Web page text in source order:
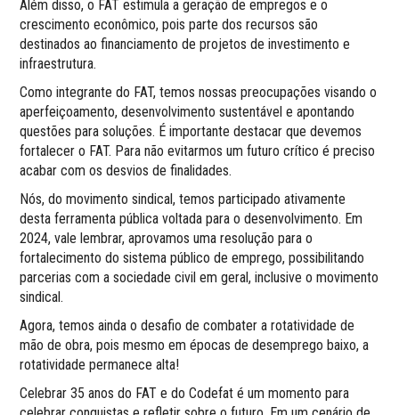
Além disso, o FAT estimula a geração de empregos e o
crescimento econômico, pois parte dos recursos são
destinados ao financiamento de projetos de investimento e
infraestrutura.
Como integrante do FAT, temos nossas preocupações visando o
aperfeiçoamento, desenvolvimento sustentável e apontando
questões para soluções. É importante destacar que devemos
fortalecer o FAT. Para não evitarmos um futuro crítico é preciso
acabar com os desvios de finalidades.
Nós, do movimento sindical, temos participado ativamente
desta ferramenta pública voltada para o desenvolvimento. Em
2024, vale lembrar, aprovamos uma resolução para o
fortalecimento do sistema público de emprego, possibilitando
parcerias com a sociedade civil em geral, inclusive o movimento
sindical.
Agora, temos ainda o desafio de combater a rotatividade de
mão de obra, pois mesmo em épocas de desemprego baixo, a
rotatividade permanece alta!
Celebrar 35 anos do FAT e do Codefat é um momento para